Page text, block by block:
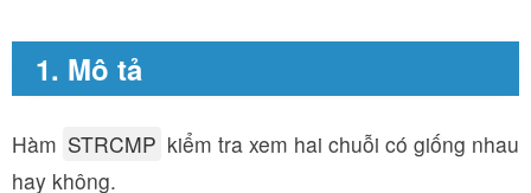
1. Mô tả
Hàm STRCMP kiểm tra xem hai chuỗi có giống nhau
hay không.